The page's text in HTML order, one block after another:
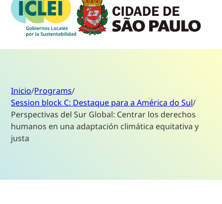
Inicio/Programs/
Session block C: Destaque para a América do Sul/
Perspectivas del Sur Global: Centrar los derechos
humanos en una adaptación climática equitativa y
justa